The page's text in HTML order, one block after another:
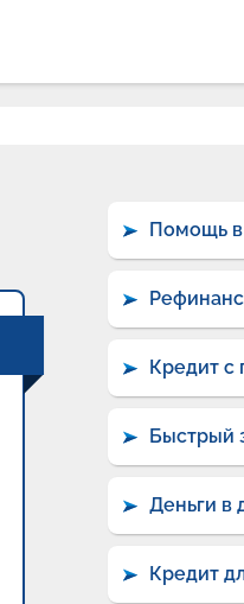
Помощь в
Кредит с
Быстрый
Деньги в
Кредит